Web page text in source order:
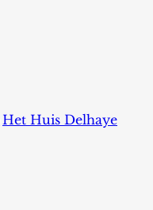
Het Huis Delhaye